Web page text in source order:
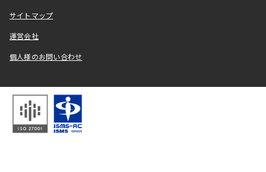
サイトマップ
運営会社
個人様のお問い合わせ